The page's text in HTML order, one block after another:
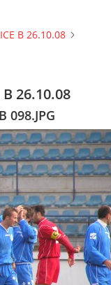
B 26.10.08
B 26.10.08
098.JPG